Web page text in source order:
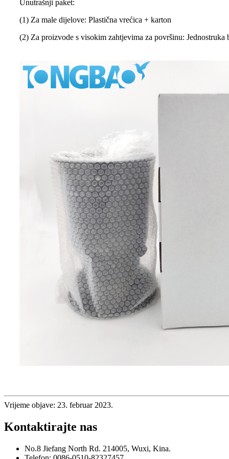
Unutrašnji paket:
(1) Za male dijelove: Plastična vrećica + karton
(2) Za proizvode s visokim zahtjevima za površinu: Jednostruka
Vrijeme objave: 23. februar 2023.
Kontaktirajte nas
No.8 Jiefang North Rd. 214005, Wuxi, Kina.